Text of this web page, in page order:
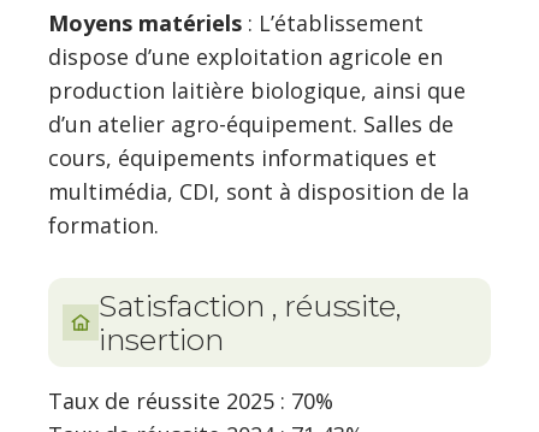
Moyens matériels : L’établissement
dispose d’une exploitation agricole en
production laitière biologique, ainsi que
d’un atelier agro-équipement. Salles de
cours, équipements informatiques et
multimédia, CDI, sont à disposition de la
formation.
Satisfaction , réussite,
insertion
Taux de réussite 2025 : 70%